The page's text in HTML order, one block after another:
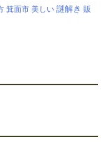
箕面市 美しい 謎解き 販